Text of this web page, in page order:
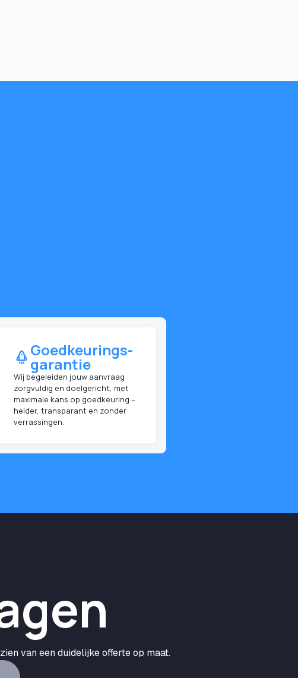
Goedkeurings-
garantie
Wij begeleiden jouw aanvraag
zorgvuldig en doelgericht, met
maximale kans op goedkeuring –
helder, transparant en zonder
verrassingen.
van een duidelijke offerte op maat.